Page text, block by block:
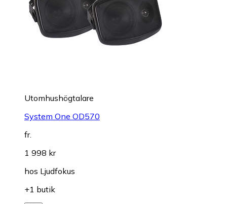
Utomhushögtalare
System One OD570
fr.
1 998 kr
hos Ljudfokus
+1 butik